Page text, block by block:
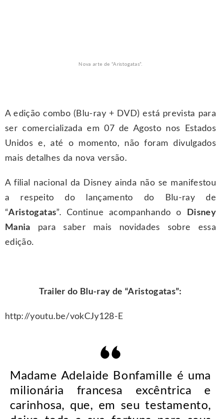
Nova arte de “Aristogatas”.
A edição combo (Blu-ray + DVD) está prevista para
ser comercializada em 07 de Agosto nos Estados
Unidos e, até o momento, não foram divulgados
mais detalhes da nova versão.
A filial nacional da Disney ainda não se manifestou
a respeito do lançamento do Blu-ray de
“Aristogatas”. Continue acompanhando o
Disney
Mania para saber mais novidades sobre essa
edição.
Trailer do Blu-ray de “Aristogatas”:
http://youtu.be/vokCJy128-E
Madame Adelaide Bonfamille é uma
milionária francesa excêntrica e
carinhosa, que, em seu testamento,